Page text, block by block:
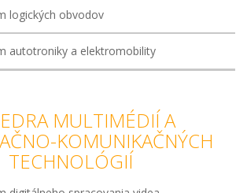
logických obvodov
autotroniky a elektromobility
MULTIMÉDIÍ A
KOMUNIKAČNÝCH
TECHNOLÓGIÍ